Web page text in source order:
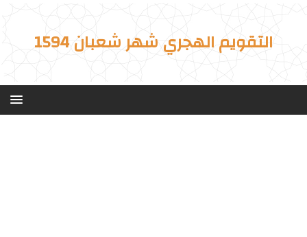
التقويم الهجري شهر شعبان 1594